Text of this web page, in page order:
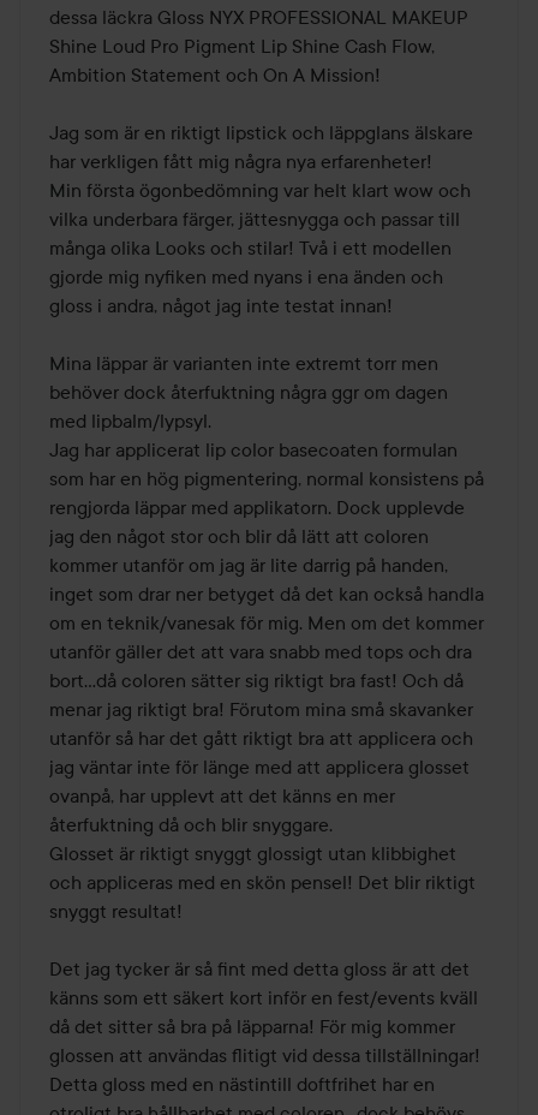
dessa läckra Gloss NYX PROFESSIONAL MAKEUP
Shine Loud Pro Pigment Lip Shine Cash Flow,
Ambition Statement och On A Mission!
Jag som är en riktigt lipstick och läppglans älskare
har verkligen fått mig några nya erfarenheter!
Min första ögonbedömning var helt klart wow och
vilka underbara färger, jättesnygga och passar till
många olika Looks och stilar! Två i ett modellen
gjorde mig nyfiken med nyans i ena änden och
gloss i andra, något jag inte testat innan!
Mina läppar är varianten inte extremt torr men
behöver dock återfuktning några ggr om dagen
med lipbalm/lypsyl.
Jag har applicerat lip color basecoaten formulan
som har en hög pigmentering, normal konsistens på
rengjorda läppar med applikatorn. Dock upplevde
jag den något stor och blir då lätt att coloren
kommer utanför om jag är lite darrig på handen,
inget som drar ner betyget då det kan också handla
om en teknik/vanesak för mig. Men om det kommer
utanför gäller det att vara snabb med tops och dra
bort...då coloren sätter sig riktigt bra fast! Och då
menar jag riktigt bra! Förutom mina små skavanker
utanför så har det gått riktigt bra att applicera och
jag väntar inte för länge med att applicera glosset
ovanpå, har upplevt att det känns en mer
återfuktning då och blir snyggare.
Glosset är riktigt snyggt glossigt utan klibbighet
och appliceras med en skön pensel! Det blir riktigt
snyggt resultat!
Det jag tycker är så fint med detta gloss är att det
känns som ett säkert kort inför en fest/events kväll
då det sitter så bra på läpparna! För mig kommer
glossen att användas flitigt vid dessa tillställningar!
Detta gloss med en nästintill doftfrihet har en